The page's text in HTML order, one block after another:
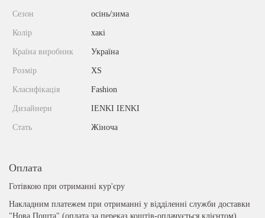
Сезон осінь/зима
Колір хакі
Країна виробник Україна
Розмір XS
Класифікація Fashion
Дизайнери IENKI IENKI
Стать Жіноча
Оплата
Готівкою при отриманні кур'єру
Накладним платежем при отриманні у відділенні служби доставки
"Нова Пошта" (оплата за переказ коштів-оплачується клієнтом)